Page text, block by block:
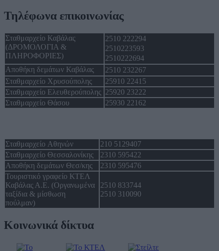
Τηλέφωνα επικοινωνίας
Σταθμαρχείο Καβάλας
(ΔΡΟΜΟΛΟΓΙΑ &
ΠΛΗΡΟΦΟΡΙΕΣ)
2510 222294
2510223593
2510222694
Αποθήκη δεμάτων Καβάλας
2510 232267
Σταθμαρχείο Χρυσούπολης
25910 22415
Σταθμαρχείο Ελευθερούπολης 25920 23222
Σταθμαρχείο Θάσου
25930 22162
Σταθμαρχείο Αθηνών
210 5129407
Σταθμαρχείο Θεσσαλονίκης
2310 595422
Αποθήκη δεμάτων Θεσ/κης
2310 595476
Τουριστικό γραφείο ΚΤΕΛ
Καβάλας Α.Ε. (Οργανωμένα
ταξίδια & μίσθωση
πούλμαν)
2510 833744
2510 310090
Κοινωνικά δίκτυα